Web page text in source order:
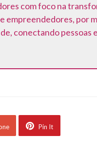
com foco na
empreendedores, por
conectando pessoas
Pin It